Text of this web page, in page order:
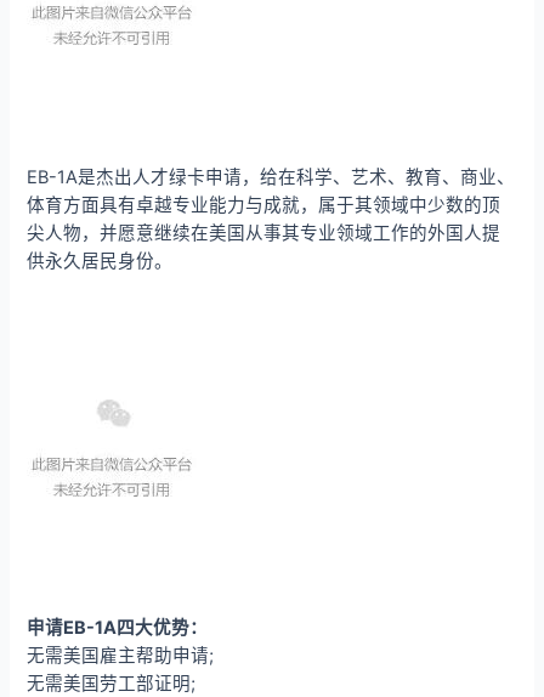
EB-1A是杰出人才绿卡申请，给在科学、艺术、教育、商业、
体育方面具有卓越专业能力与成就，属于其领域中少数的顶
尖人物，并愿意继续在美国从事其专业领域工作的外国人提
供永久居民身份。
申请EB-1A四大优势：
无需美国雇主帮助申请;
无需美国劳工部证明;